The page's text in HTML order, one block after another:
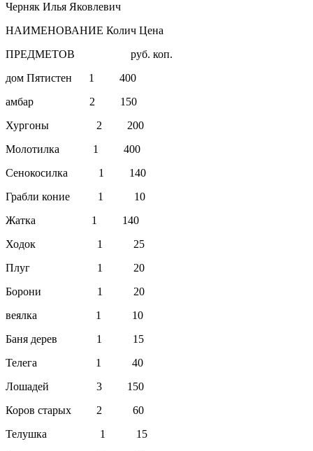
Черняк Илья Яковлевич
НАИМЕНОВАНИЕ Колич Цена
ПРЕДМЕТОВ руб. коп.
дом Пятистен 1 400
амбар 2 150
Хургоны 2 200
Молотилка 1 400
Сенокосилка 1 140
Грабли коние 1 10
Жатка 1 140
Ходок 1 25
Плуг 1 20
Борони 1 20
веялка 1 10
Баня дерев 1 15
Телега 1 40
Лошадей 3 150
Коров старых 2 60
Телушка 1 15